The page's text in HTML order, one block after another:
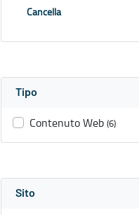
Cancella
Tipo
Contenuto Web (6)
Sito